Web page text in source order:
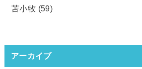
苫小牧 (59)
アーカイブ